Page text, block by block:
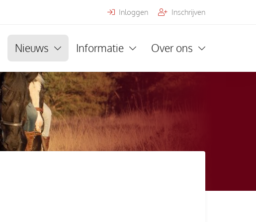
Inloggen Inschrijven
Nieuws Informatie Over ons